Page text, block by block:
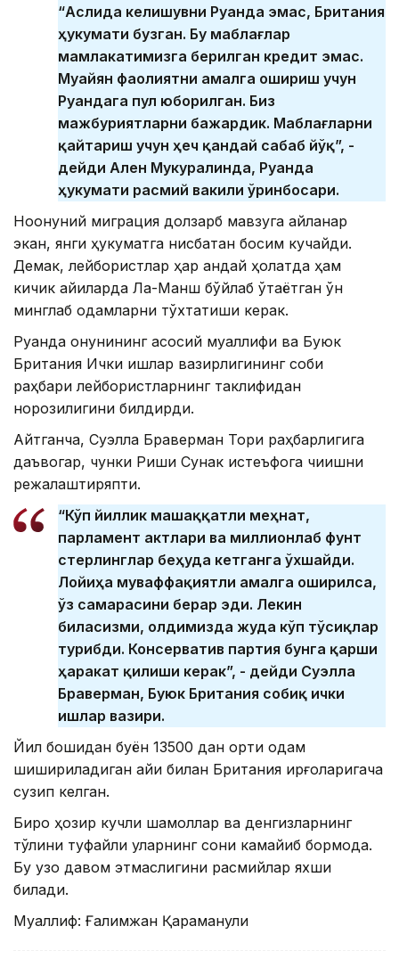
“Аслида келишувни Руанда эмас, Британия
ҳукумати бузган. Бу маблағлар
мамлакатимизга берилган кредит эмас.
Муайян фаолиятни амалга ошириш учун
Руандага пул юборилган. Биз
мажбуриятларни бажардик. Маблағларни
қайтариш учун ҳеч қандай сабаб йўқ”, -
дейди Ален Мукуралинда, Руанда
ҳукумати расмий вакили ўринбосари.
Ноқонуний миграция долзарб мавзуга айланар
экан, янги ҳукуматга нисбатан босим кучайди.
Демак, лейбористлар ҳар қандай ҳолатда ҳам
кичик қайиқларда Ла-Манш бўйлаб ўтаётган ўн
минглаб одамларни тўхтатиши керак.
Руанда қонунининг асосий муаллифи ва Буюк
Британия Ички ишлар вазирлигининг собиқ
раҳбари лейбористларнинг таклифидан
норозилигини билдирди.
Айтганча, Суэлла Браверман Тори раҳбарлигига
даъвогар, чунки Риши Сунак истеъфога чиқишни
режалаштиряпти.
“Кўп йиллик машаққатли меҳнат,
парламент актлари ва миллионлаб фунт
стерлинглар беҳуда кетганга ўхшайди.
Лойиҳа муваффақиятли амалга оширилса,
ўз самарасини берар эди. Лекин
биласизми, олдимизда жуда кўп тўсиқлар
турибди. Консерватив партия бунга қарши
ҳаракат қилиши керак”, - дейди Суэлла
Браверман, Буюк Британия собиқ ички
ишлар вазири.
Йил бошидан буён 13500 дан ортиқ одам
шишириладиган қайиқ билан Британия қирғоқларигача
сузип келган.
Бироқ ҳозир кучли шамоллар ва денгизларнинг
тўлқини туфайли уларнинг сони камайиб бормоқда.
Бу узоқ давом этмаслигини расмийлар яхши
билади.
Муаллиф: Ғалимжан Қараманули